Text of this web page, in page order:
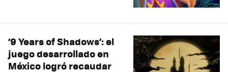
‘9 Years of Shadows’: el
juego desarrollado en
México logró recaudar